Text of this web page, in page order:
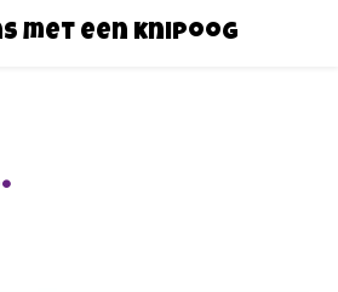
met een knipoog